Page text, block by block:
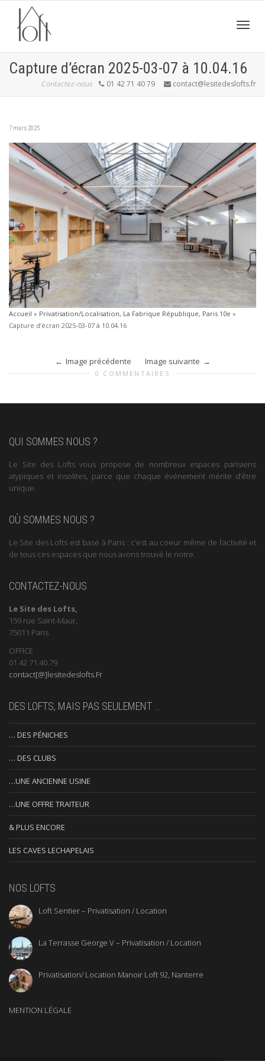
Capture d’écran 2025-03-07 à 10.04.16
Contactez-nous 01 42 71 40 79 contact@lesitedeslofts.fr
7 mars 2025
Accueil » Privatisation/Localisation, La Fabrique République, Paris 10e »
Capture d’écran 2025-03-07 à 10.04.16
Image précédente Image suivante
0 COMMENTAIRES
QUI SOMMES NOUS ?
Le Site des Lofts vous propose de nombreux espaces parisiens
atypiques et insolites, parce que chaque événement mérite d’être
unique.
OÙ SOMMES NOUS ?
Le Site des Lofts est basé à Paris : c’est au coeur même de l’activité et
de tous ces espaces que nous avons trouvé le notre.
CONTACTEZ-NOUS
Le Site des Lofts,
159 rue Saint-Maur,
75011 Paris
OFFICE
01.42.71.40.79
contact[@]lesitedeslofts.Fr
DES LOFTS, MAIS PAS SEULEMENT …
… DES PÉNICHES
… DES CLUBS
…UNE ANCIENNE USINE
…UNE OFFRE TRAITEUR
& PLUS ENCORE
LES CAVES LECHAPELAIS
NOS LOFTS
Loft Sentier – Privatisation / Location
La Terrasse George V – Privatisation / Location
Privatisation/ Location Manoir Loft 92, Nanterre
MENTION LÉGALE